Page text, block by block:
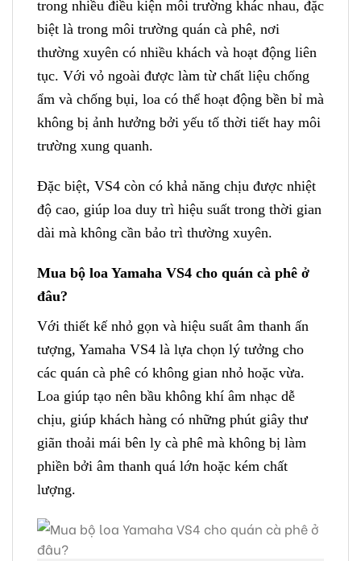
trong nhiều điều kiện môi trường khác nhau, đặc
biệt là trong môi trường quán cà phê, nơi
thường xuyên có nhiều khách và hoạt động liên
tục. Với vỏ ngoài được làm từ chất liệu chống
ẩm và chống bụi, loa có thể hoạt động bền bỉ mà
không bị ảnh hưởng bởi yếu tố thời tiết hay môi
trường xung quanh.
Đặc biệt, VS4 còn có khả năng chịu được nhiệt
độ cao, giúp loa duy trì hiệu suất trong thời gian
dài mà không cần bảo trì thường xuyên.
Mua bộ loa Yamaha VS4 cho quán cà phê ở
đâu?
Với thiết kế nhỏ gọn và hiệu suất âm thanh ấn
tượng, Yamaha VS4 là lựa chọn lý tưởng cho
các quán cà phê có không gian nhỏ hoặc vừa.
Loa giúp tạo nên bầu không khí âm nhạc dễ
chịu, giúp khách hàng có những phút giây thư
giãn thoải mái bên ly cà phê mà không bị làm
phiền bởi âm thanh quá lớn hoặc kém chất
lượng.